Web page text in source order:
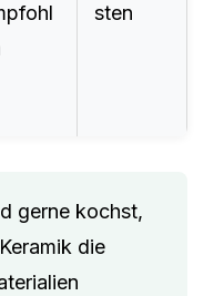
sten
gerne kochst,
die